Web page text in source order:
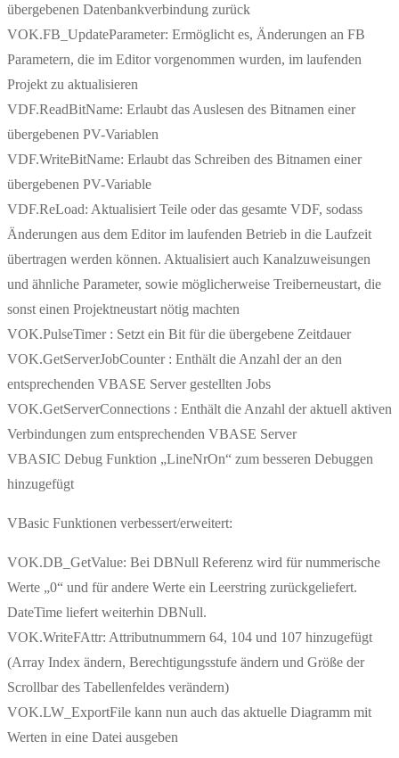
übergebenen Datenbankverbindung zurück
VOK.FB_UpdateParameter: Ermöglicht es, Änderungen an FB
Parametern, die im Editor vorgenommen wurden, im laufenden
Projekt zu aktualisieren
VDF.ReadBitName: Erlaubt das Auslesen des Bitnamen einer
übergebenen PV-Variablen
VDF.WriteBitName: Erlaubt das Schreiben des Bitnamen einer
übergebenen PV-Variable
VDF.ReLoad: Aktualisiert Teile oder das gesamte VDF, sodass
Änderungen aus dem Editor im laufenden Betrieb in die Laufzeit
übertragen werden können. Aktualisiert auch Kanalzuweisungen
und ähnliche Parameter, sowie möglicherweise Treiberneustart, die
sonst einen Projektneustart nötig machten
VOK.PulseTimer : Setzt ein Bit für die übergebene Zeitdauer
VOK.GetServerJobCounter : Enthält die Anzahl der an den
entsprechenden VBASE Server gestellten Jobs
VOK.GetServerConnections : Enthält die Anzahl der aktuell aktiven
Verbindungen zum entsprechenden VBASE Server
VBASIC Debug Funktion „LineNrOn“ zum besseren Debuggen
hinzugefügt
VBasic Funktionen verbessert/erweitert:
VOK.DB_GetValue: Bei DBNull Referenz wird für nummerische
Werte „0“ und für andere Werte ein Leerstring zurückgeliefert.
DateTime liefert weiterhin DBNull.
VOK.WriteFAttr: Attributnummern 64, 104 und 107 hinzugefügt
(Array Index ändern, Berechtigungsstufe ändern und Größe der
Scrollbar des Tabellenfeldes verändern)
VOK.LW_ExportFile kann nun auch das aktuelle Diagramm mit
Werten in eine Datei ausgeben